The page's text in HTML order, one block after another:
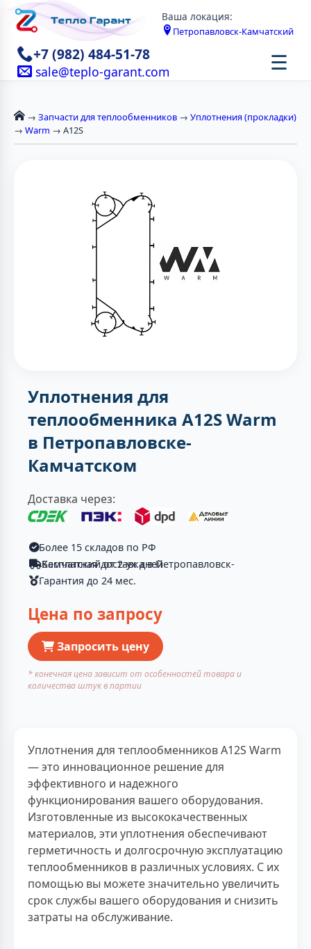
Ваша локация:
Петропавловск-Камчатский
+7 (982) 484-51-78
sale@teplo-garant.com ☰
→ Запчасти для теплообменников → Уплотнения (прокладки)
→ Warm → A12S
Уплотнения для
теплообменника A12S Warm
в Петропавловске-
Камчатском
Доставка через:
Более 15 складов по РФ
Бесплатная доставка в Петропавловск-Камчатский от 2-ух дней
Гарантия до 24 мес.
Цена по запросу
Запросить цену
* конечная цена зависит от особенностей товара и
количества штук в партии
Уплотнения для теплообменников A12S Warm
— это инновационное решение для
эффективного и надежного
функционирования вашего оборудования.
Изготовленные из высококачественных
материалов, эти уплотнения обеспечивают
герметичность и долгосрочную эксплуатацию
теплообменников в различных условиях. С их
помощью вы можете значительно увеличить
срок службы вашего оборудования и снизить
затраты на обслуживание.